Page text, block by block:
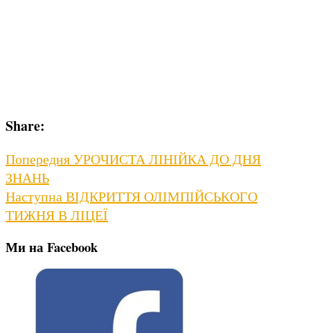
Share:
Навігація
записів
ПопередняPrevious
УРОЧИСТА ЛІНІЙКА ДО ДНЯ
ЗНАНЬ
НаступнаNext
post:
ВІДКРИТТЯ ОЛІМПІЙСЬКОГО
ТИЖНЯ В ЛІЦЕЇ
Ми на Facebook